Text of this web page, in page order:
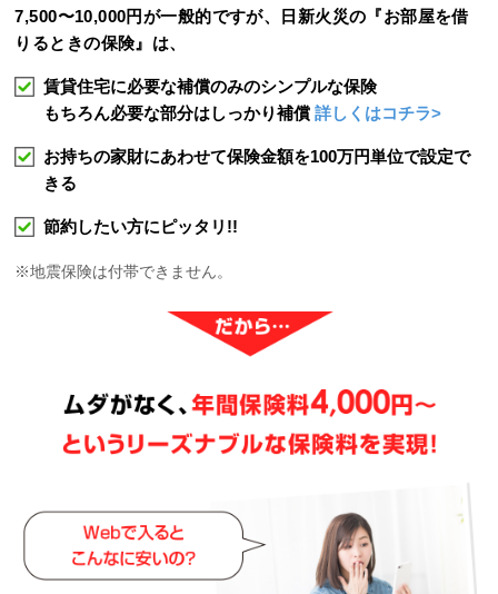
7,500〜10,000円が一般的ですが、日新火災の『お部屋を借
りるときの保険』は、
賃貸住宅に必要な補償のみのシンプルな保険
もちろん必要な部分はしっかり補償 詳しくはコチラ>
お持ちの家財にあわせて保険金額を100万円単位で設定で
きる
節約したい方にピッタリ!!
※地震保険は付帯できません。